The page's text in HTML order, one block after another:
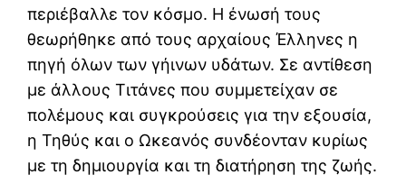
περιέβαλλε τον κόσμο. Η ένωσή τους
θεωρήθηκε από τους αρχαίους Έλληνες η
πηγή όλων των γήινων υδάτων. Σε αντίθεση
με άλλους Τιτάνες που συμμετείχαν σε
πολέμους και συγκρούσεις για την εξουσία,
η Τηθύς και ο Ωκεανός συνδέονταν κυρίως
με τη δημιουργία και τη διατήρηση της ζωής.